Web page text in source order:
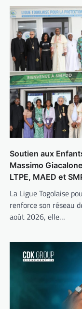
Soutien aux
Massimo
LTPE, MAED et
La Ligue Togolaise
renforce son réseau
août 2026, elle…